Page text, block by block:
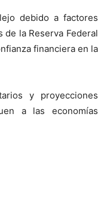
debido a factores
la Reserva Federal
financiera en la
y proyecciones
a las economías